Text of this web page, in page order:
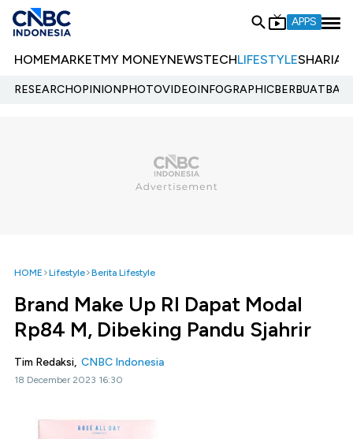
APPS
HOMEMARKETMY MONEYNEWSTECHLIFESTYLESHARIA
RESEARCHOPINIONPHOTOVIDEOINFOGRAPHIC
HOME Lifestyle Berita Lifestyle
Brand Make Up RI Dapat Modal
Rp84 M, Dibeking Pandu Sjahrir
Tim Redaksi, CNBC Indonesia
18 December 2023 16:30